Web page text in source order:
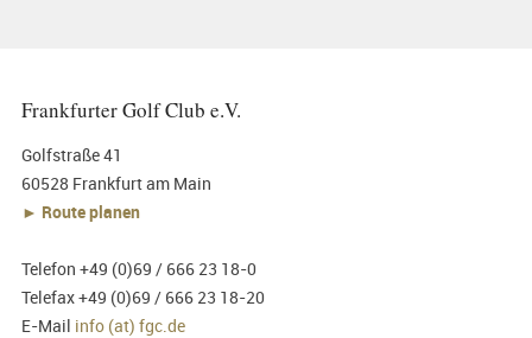
Frankfurter Golf Club e.V.
Golfstraße 41
60528 Frankfurt am Main
► Route planen
Telefon +49 (0)69 / 666 23 18-0
Telefax +49 (0)69 / 666 23 18-20
E-Mail info (at) fgc.de